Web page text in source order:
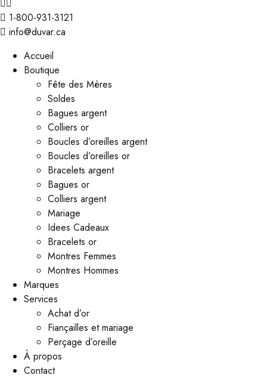
1-800-931-3121
info@duvar.ca
Accueil
Boutique
Fête des Mères
Soldes
Bagues argent
Colliers or
Boucles d’oreilles argent
Boucles d’oreilles or
Bracelets argent
Bagues or
Colliers argent
Mariage
Idees Cadeaux
Bracelets or
Montres Femmes
Montres Hommes
Marques
Services
Achat d’or
Fiançailles et mariage
Perçage d’oreille
À propos
Contact